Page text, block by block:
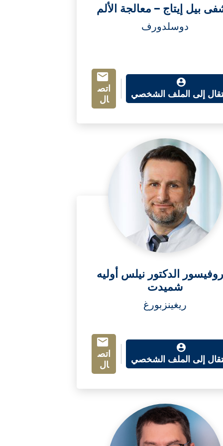
بيل إيتاج – معالجة الألم
دوسلدورف
إلى الملف الشخصي
اتص
ال
الدكتور نيلس أوليه
شميدت
ريغينزبورغ
إلى الملف الشخصي
اتص
ال